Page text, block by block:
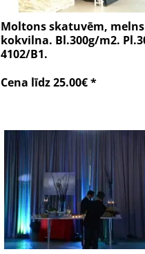
Moltons skatuvēm,
kokvilna. Bl.300g/m2.
4102/B1.
Cena līdz 25.00€ *